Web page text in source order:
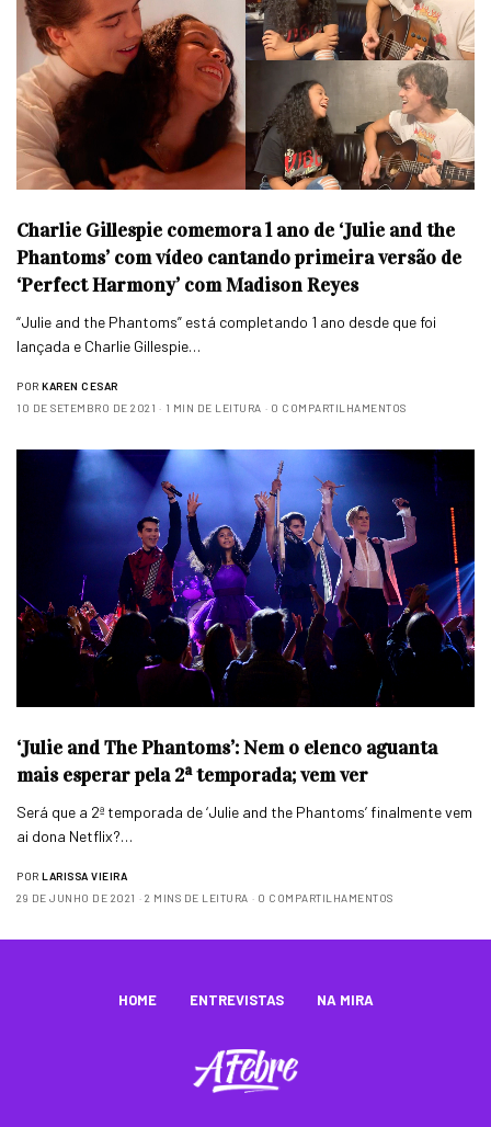
Charlie Gillespie comemora 1 ano de ‘Julie and the
Phantoms’ com vídeo cantando primeira versão de
‘Perfect Harmony’ com Madison Reyes
“Julie and the Phantoms” está completando 1 ano desde que foi
lançada e Charlie Gillespie…
POR KAREN CESAR
10 DE SETEMBRO DE 2021
1 MIN DE LEITURA 0 COMPARTILHAMENTOS
‘Julie and The Phantoms’: Nem o elenco aguanta
mais esperar pela 2ª temporada; vem ver
Será que a 2ª temporada de ‘Julie and the Phantoms’ finalmente vem
ai dona Netflix?…
POR LARISSA VIEIRA
29 DE JUNHO DE 2021
2 MINS DE LEITURA 0 COMPARTILHAMENTOS
HOME ENTREVISTAS NA MIRA